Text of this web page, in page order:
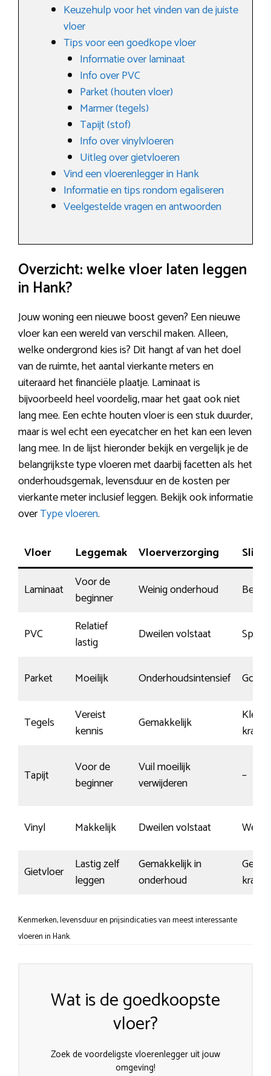
Keuzehulp voor het vinden van de juiste
vloer
Tips voor een goedkope vloer
Informatie over laminaat
Info over PVC
Parket (houten vloer)
Marmer (tegels)
Tapijt (stof)
Info over vinylvloeren
Uitleg over gietvloeren
Vind een vloerenlegger in Hank
Informatie en tips rondom egaliseren
Veelgestelde vragen en antwoorden
Overzicht: welke vloer laten leggen
in Hank?
Jouw woning een nieuwe boost geven? Een nieuwe
vloer kan een wereld van verschil maken. Alleen,
welke ondergrond kies is? Dit hangt af van het doel
van de ruimte, het aantal vierkante meters en
uiteraard het financiële plaatje. Laminaat is
bijvoorbeeld heel voordelig, maar het gaat ook niet
lang mee. Een echte houten vloer is een stuk duurder,
maar is wel echt een eyecatcher en het kan een leven
lang mee. In de lijst hieronder bekijk en vergelijk je de
belangrijkste type vloeren met daarbij facetten als het
onderhoudsgemak, levensduur en de kosten per
vierkante meter inclusief leggen. Bekijk ook informatie
overType vloeren.
Vloer Leggemak Vloerverzorging
Laminaat
Voor de
beginner
Weinig onderhoud
PVC
Relatief
lastig
Dweilen volstaat
Parket Moeilijk Onderhoudsintensief Goed
Tegels
Vereist
kennis
Gemakkelijk
Tapijt
Voor de
beginner
Vuil moeilijk
verwijderen
–
Vinyl Makkelijk Dweilen volstaat
Gietvloer
Lastig zelf
leggen
Gemakkelijk in
onderhoud
Kenmerken, levensduur en prijsindicaties van meest interessante
vloeren in Hank.
Wat is de goedkoopste
vloer?
Zoek de voordeligste vloerenlegger uit jouw
omgeving!